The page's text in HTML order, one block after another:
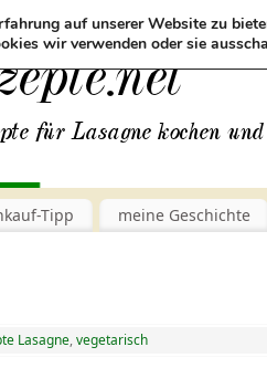
Tipp meine Geschichte
Lasagne,vegetarisch
auf unserer Website zu
wir verwenden oder sie